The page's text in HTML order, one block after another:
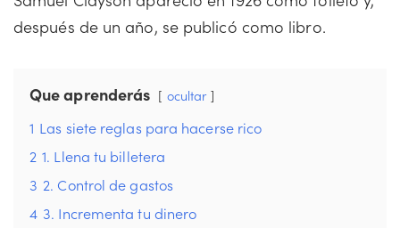
después de un año, se publicó como libro.
Que aprenderás ocultar
1 Las siete reglas para hacerse rico
2 1. Llena tu billetera
3 2. Control de gastos
4 3. Incrementa tu dinero